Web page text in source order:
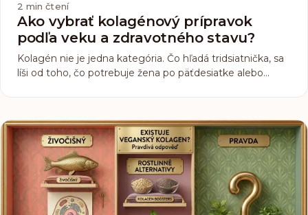
2 min čtení
Ako vybrať kolagénový prípravok
podľa veku a zdravotného stavu?
Kolagén nie je jedna kategória. Čo hľadá tridsiatnička, sa
líši od toho, čo potrebuje žena po päťdesiatke alebo